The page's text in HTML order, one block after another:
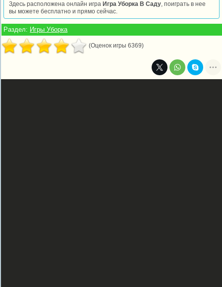
Здесь расположена онлайн игра Игра Уборка В Саду, поиграть в нее
вы можете бесплатно и прямо сейчас.
Раздел: Игры Уборка
(Оценок игры 6369)